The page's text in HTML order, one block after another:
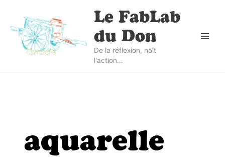
contenu
Le FabLab
du Don
De la réflexion, naît
l'action...
aquarelle